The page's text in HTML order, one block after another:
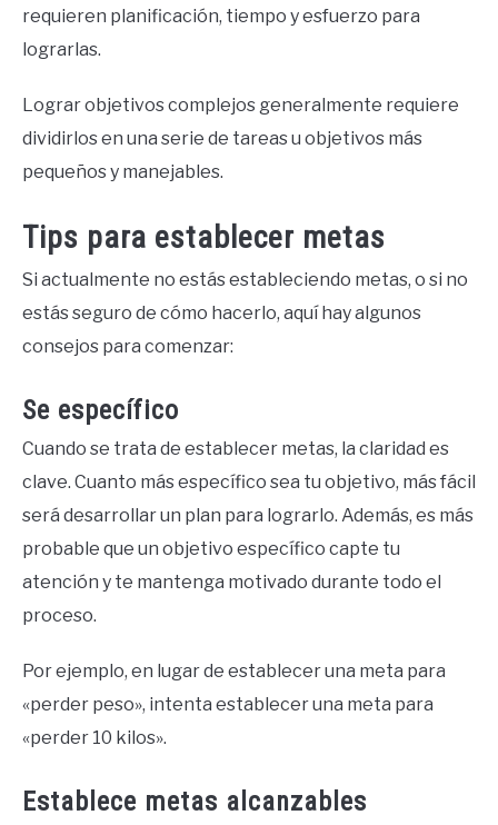
requieren planificación, tiempo y esfuerzo para
lograrlas.
Lograr objetivos complejos generalmente requiere
dividirlos en una serie de tareas u objetivos más
pequeños y manejables.
Tips para establecer metas
Si actualmente no estás estableciendo metas, o si no
estás seguro de cómo hacerlo, aquí hay algunos
consejos para comenzar:
Se específico
Cuando se trata de establecer metas, la claridad es
clave. Cuanto más específico sea tu objetivo, más fácil
será desarrollar un plan para lograrlo. Además, es más
probable que un objetivo específico capte tu
atención y te mantenga motivado durante todo el
proceso.
Por ejemplo, en lugar de establecer una meta para
«perder peso», intenta establecer una meta para
«perder 10 kilos».
Establece metas alcanzables